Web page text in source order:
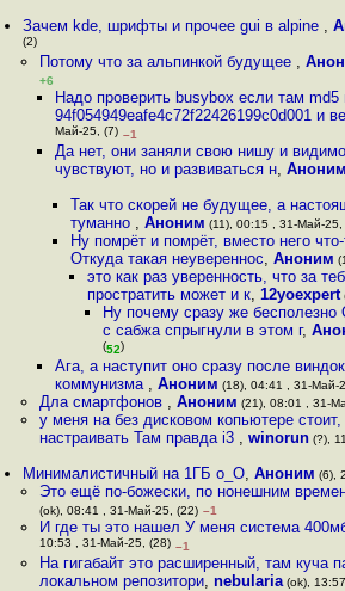
Зачем kde, шрифты и прочее gui в alpine ,
(2)
Потому что за альпинкой будущее ,
+6
Надо проверить busybox если там md5
94f054949eafe4c72f22426199c0d001 и
Май-25, (7) –1
Да нет, они заняли свою нишу и
чувствуют, но и развиваться н, Аноним
Так что скорей не будущее, а
туманно ,Аноним (11), 00:15 , 31-Май-25,
Ну помрёт и помрёт, вместо него
Откуда такая неувереннос,Аноним
это как раз уверенность, что за
простратить может и к, 12yoexpert
Ну почему сразу же
с сабжа спрыгнули в этом г,
(52)
Ага, а наступит оно сразу после
коммунизма , Аноним (18), 04:41 , 31-Май-
Дла смартфонов , Аноним (21), 08:01 , 31-
у меня на без дисковом копьютере
настраивать Там правда i3 , winorun(?),
Минималистичный на 1ГБ о_О,Аноним (6),
Это ещё по-божески, по нонешним
(ok), 08:41 , 31-Май-25, (22) –1
И где ты это нашел У меня система
10:53 , 31-Май-25, (28) –1
На гигабайт это расширенный, там куча
локальном репозитори, nebularia(ok),